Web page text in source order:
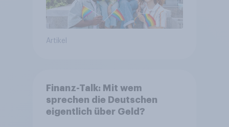
Artikel
Finanz-Talk: Mit wem
sprechen die Deutschen
eigentlich über Geld?